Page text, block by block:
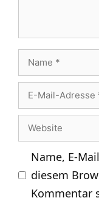
Name
Mail-
Adresse
Website
Name, E-
diesem
Kommentar